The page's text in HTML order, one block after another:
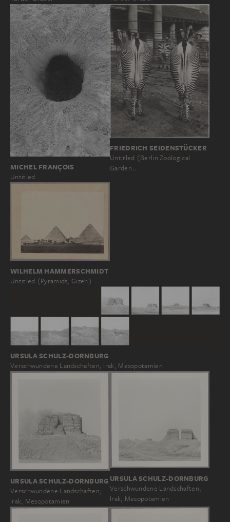
MICHEL FRANÇOIS
Untitled
FRIEDRICH SEIDENSTÜCKER
Untitled (Berlin Zoological
Garden…
WILHELM HAMMERSCHMIDT
Untitled (Pyramids, Gizeh)
URSULA SCHULZ-DORNBURG
Verschwundene Landschaften, Irak, Mesopotamien
URSULA SCHULZ-DORNBURG
Verschwundene Landschaften,
Irak, Mesopotamien
URSULA SCHULZ-DORNBURG
Verschwundene Landschaften,
Irak, Mesopotamien